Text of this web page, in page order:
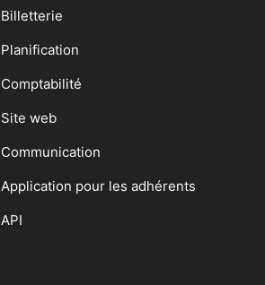
Billetterie
Planification
Comptabilité
Site web
Communication
Application pour les adhérents
API